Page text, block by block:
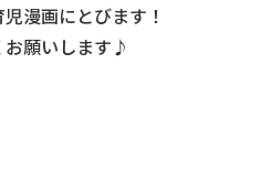
漫画にとびます！
お願いします♪